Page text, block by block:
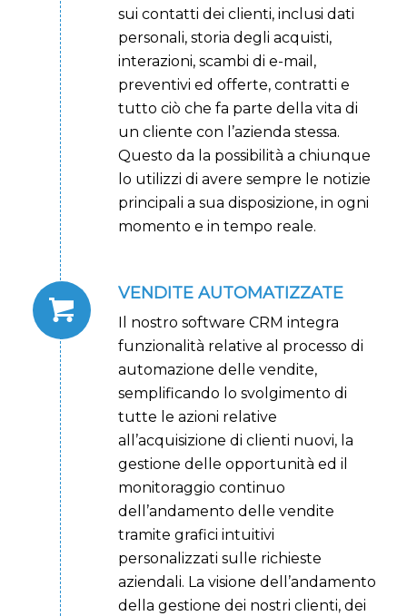
sui contatti dei clienti, inclusi dati
personali, storia degli acquisti,
interazioni, scambi di e-mail,
preventivi ed offerte, contratti e
tutto ciò che fa parte della vita di
un cliente con l’azienda stessa.
Questo da la possibilità a chiunque
lo utilizzi di avere sempre le notizie
principali a sua disposizione, in ogni
momento e in tempo reale.
VENDITE AUTOMATIZZATE
Il nostro software CRM integra
funzionalità relative al processo di
automazione delle vendite,
semplificando lo svolgimento di
tutte le azioni relative
all’acquisizione di clienti nuovi, la
gestione delle opportunità ed il
monitoraggio continuo
dell’andamento delle vendite
tramite grafici intuitivi
personalizzati sulle richieste
aziendali. La visione dell’andamento
della gestione dei nostri clienti, dei